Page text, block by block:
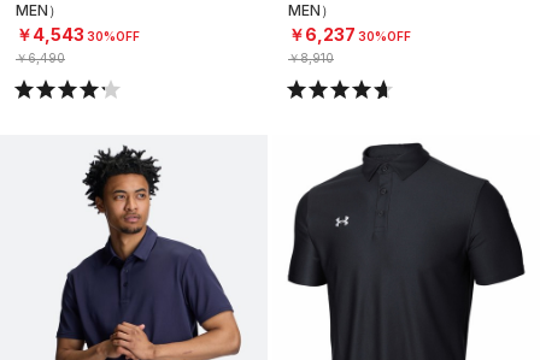
MEN）
￥4,543 30%OFF
￥6,490
MEN）
￥6,237 30%OFF
￥8,910